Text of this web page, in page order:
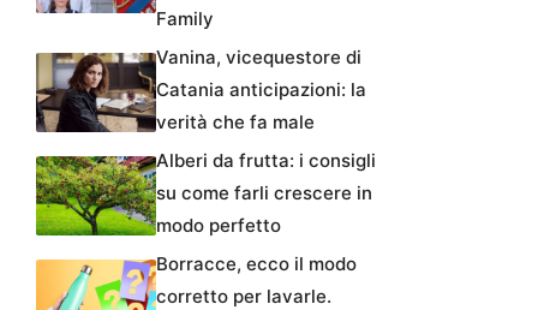
Family
Vanina, vicequestore di
Catania anticipazioni: la
verità che fa male
Alberi da frutta: i consigli
su come farli crescere in
modo perfetto
Borracce, ecco il modo
corretto per lavarle.